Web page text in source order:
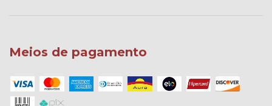
Meios de pagamento